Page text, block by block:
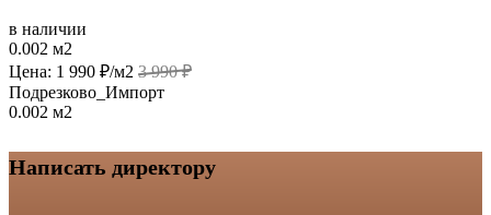
в наличии
0.002 м2
Цена: 1 990 ₽/м2 3 990₽
Подрезково_Импорт
0.002 м2
Написать директору